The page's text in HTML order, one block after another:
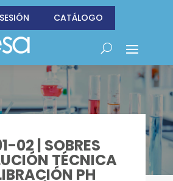
CATÁLOGO
02 | SOBRES
TÉCNICA
PH